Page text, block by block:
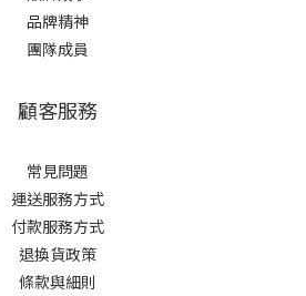
品牌精神
團隊成員
顧客服務
常見問題
運送服務方式
付款服務方式
退換貨政策
條款與細則